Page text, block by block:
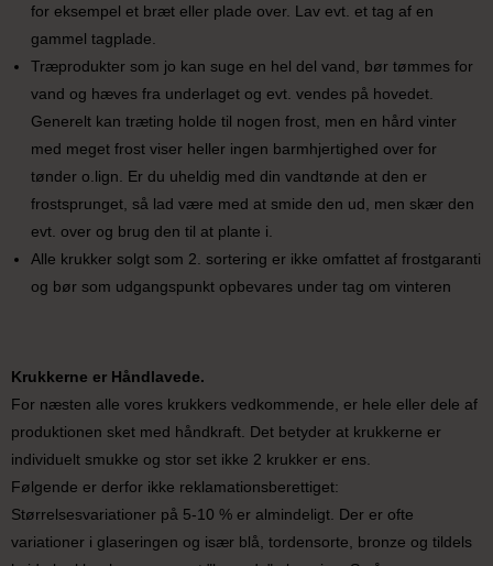
for eksempel et bræt eller plade over. Lav evt. et tag af en
gammel tagplade.
Træprodukter som jo kan suge en hel del vand, bør tømmes for
vand og hæves fra underlaget og evt. vendes på hovedet.
Generelt kan træting holde til nogen frost, men en hård vinter
med meget frost viser heller ingen barmhjertighed over for
tønder o.lign. Er du uheldig med din vandtønde at den er
frostsprunget, så lad være med at smide den ud, men skær den
evt. over og brug den til at plante i.
Alle krukker solgt som 2. sortering er ikke omfattet af frostgaranti
og bør som udgangspunkt opbevares under tag om vinteren
Krukkerne er Håndlavede.
For næsten alle vores krukkers vedkommende, er hele eller dele af
produktionen sket med håndkraft. Det betyder at krukkerne er
individuelt smukke og stor set ikke 2 krukker er ens.
Følgende er derfor ikke reklamationsberettiget:
Størrelsesvariationer på 5-10 % er almindeligt. Der er ofte
variationer i glaseringen og især blå, tordensorte, bronze og tildels